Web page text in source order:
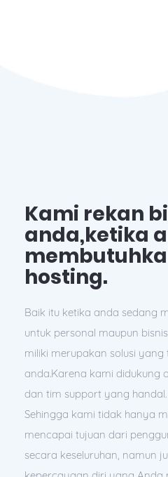
Kami rekan
anda,ketika
hosting.
Baik itu ketika anda sedang
untuk personal maupun
miliki merupakan solusi
anda.Karena kami didukung
dan tim support yang handal.
Sehingga kami tidak hanya
mencapai tujuan dari
secara keseluruhan, namun